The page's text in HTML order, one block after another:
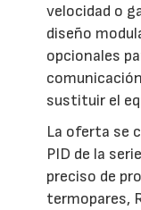
velocidad o
diseño
opcionales
sustituir el
La oferta se
PID de la
preciso de
termopares,